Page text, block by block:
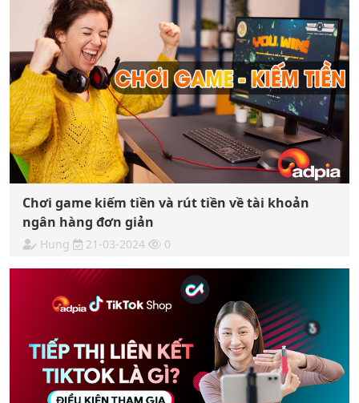
Chơi game kiếm tiền và rút tiền về tài khoản
ngân hàng đơn giản
Hung 21-03-2024 0